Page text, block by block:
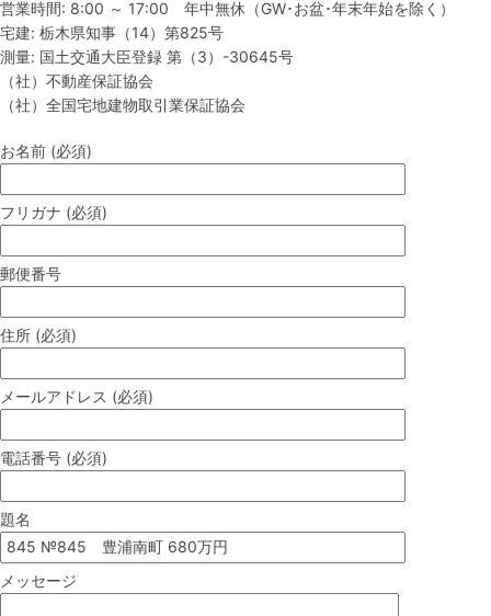
営業時間: 8:00 ～ 17:00 年中無休（GW･お盆･年末年始を除く）
宅建: 栃木県知事（14）第825号
測量: 国土交通大臣登録 第（3）-30645号
（社）不動産保証協会
（社）全国宅地建物取引業保証協会
お名前 (必須)
フリガナ (必須)
郵便番号
住所 (必須)
メールアドレス (必須)
電話番号 (必須)
題名
メッセージ